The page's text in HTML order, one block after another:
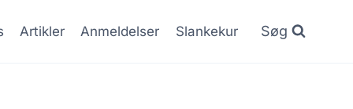
Artikler Anmeldelser Slankekur Søg